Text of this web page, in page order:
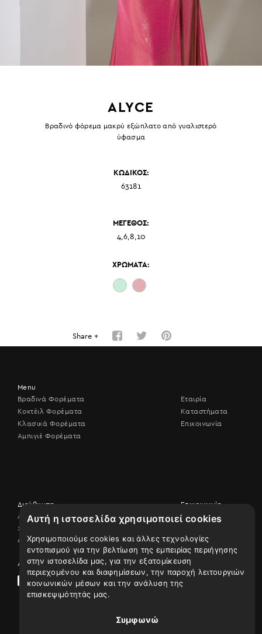
Αυτή η ιστοσελίδα χρησιμοποιεί cookies
Χρησιμοποιούμε cookies και άλλες τεχνολογίες
εντοπισμού για την βελτίωση της εμπειρίας περιήγησης
στην ιστοσελίδα μας, για την εξατομίκευση
περιεχομένου και διαφημίσεων, την παροχή λειτουργιών
κοινωνικών μέσων και την ανάλυση της
επισκεψιμότητάς μας.
Συμφωνώ
ALYCE
Βραδινό φόρεμα μακρύ εξώπλατο από γυαλιστερό
ύφασμα
ΚΩΔΙΚΟΣ:
63181
ΜΕΓΕΘΟΣ:
4,6,8,10
ΧΡΩΜΑΤΑ:
Share +
Menu
Βραδινά Φορέματα
Κοκτέιλ Φορέματα
Κλασικά Φορέματα
Αμπιγιέ Φορέματα
Εταιρία
Καταστήματα
Επικοινωνία
Διεύθυνση
Λεωφ. Βουλιαγμένης 506,
17456 Άλιμος
Δείτε τον χάρτη
Ακολουθήστε μας
Επικοινωνία
Επικοινωνήστε
210 9926507